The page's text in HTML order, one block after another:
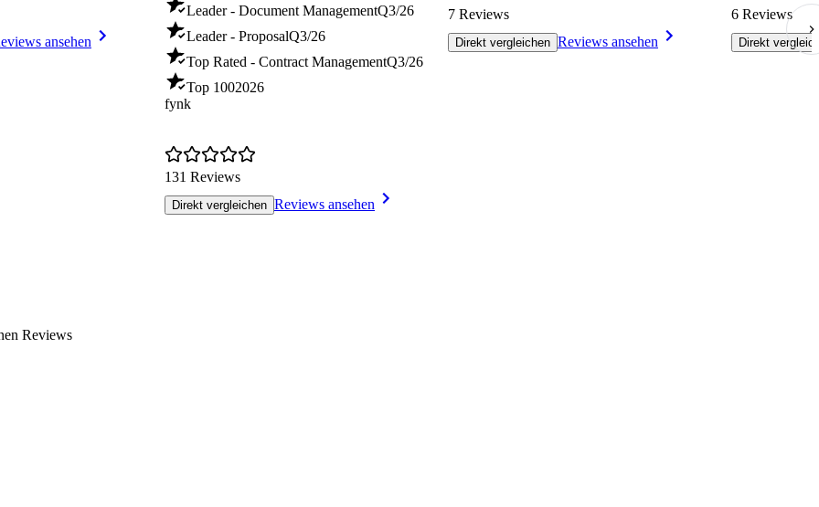
ansehen
Leader - Document ManagementQ3/26
Leader - ProposalQ3/26
Top Rated - Contract ManagementQ3/26
Top 1002026
fynk
131 Reviews
Direkt vergleichen Reviews ansehen
7 Reviews
Direkt vergleichen Reviews ansehen
6 Reviews
Direkt
Reviews